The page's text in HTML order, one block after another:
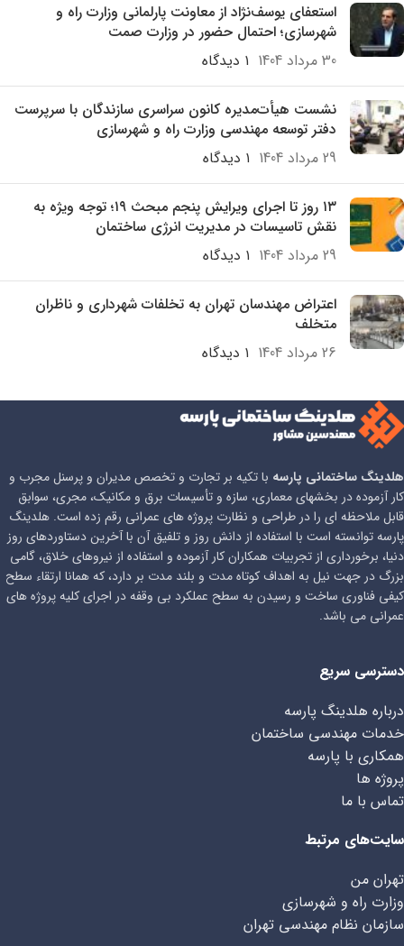
استعفای یوسف‌نژاد از معاونت پارلمانی وزارت راه و
شهرسازی؛ احتمال حضور در وزارت صمت
30 مرداد 1404
۱ دیدگاه
نشست هیأت‌مدیره کانون سراسری سازندگان با سرپرست
دفتر توسعه مهندسی وزارت راه و شهرسازی
29 مرداد 1404
۱ دیدگاه
۱۳ روز تا اجرای ویرایش پنجم مبحث ۱۹؛ توجه ویژه به
نقش تاسیسات در مدیریت انرژی ساختمان
29 مرداد 1404
۱ دیدگاه
اعتراض مهندسان تهران به تخلفات شهرداری و ناظران
متخلف
26 مرداد 1404
۱ دیدگاه
هلدینگ ساختمانی پارسه با تکیه بر تجارت و تخصص مدیران و پرسنل مجرب و
کار آزموده در بخشهای معماری، سازه و تأسیسات برق و مکانیک، مجری، سوابق
قابل ملاحظه ای را در طراحی و نظارت پروژه های عمرانی رقم زده است. هلدینگ
پارسه توانسته است با استفاده از دانش روز و تلفیق آن با آخرین دستاوردهای روز
دنیا، برخورداری از تجربیات همکاران کار آزموده و استفاده از نیروهای خلاق، گامی
بزرگ در جهت نیل به اهداف کوتاه مدت و بلند مدت بر دارد، که همانا ارتقاء سطح
کیفی فناوری ساخت و رسیدن به سطح عملکرد بی وقفه در اجرای کلیه پروژه های
عمرانی می باشد.
دسترسی سریع
درباره هلدینگ پارسه
خدمات مهندسی ساختمان
همکاری با پارسه
پروژه ها
تماس با ما
سایت‌های مرتبط
تهران من
وزارت راه و شهرسازی
سازمان نظام مهندسی تهران